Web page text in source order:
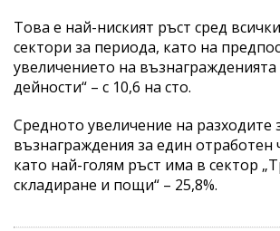
Това е най-ниският ръст сред
сектори за периода, като на
увеличението на възнагражденията
дейности“ – с 10,6 на сто.
Средното увеличение на разходите
възнаграждения за един отработен
като най-голям ръст има в сектор
складиране и пощи“ – 25,8%.